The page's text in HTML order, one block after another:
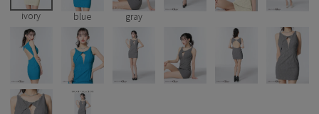
Rechercher
Pleaser
ivory blue gray